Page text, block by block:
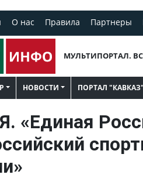
О нас Правила Партнеры
МУЛЬТИПОРТАЛ.
НОВОСТИ ПОРТАЛ "КАВКАЗ"
«Единая